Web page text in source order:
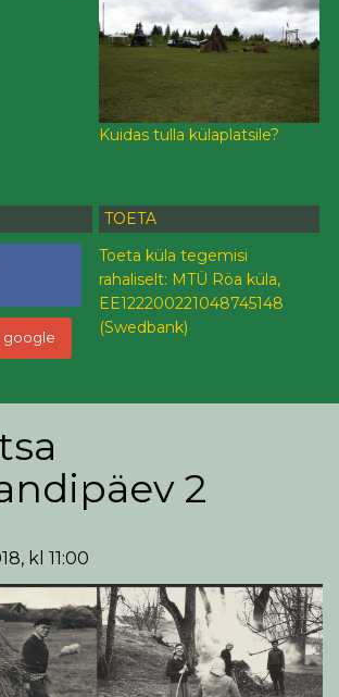
2
kl 11:00
Kuidas tulla külaplatsile?
google
TOETA
Toeta küla tegemisi
rahaliselt: MTÜ Röa küla,
EE122200221048745148
(Swedbank)